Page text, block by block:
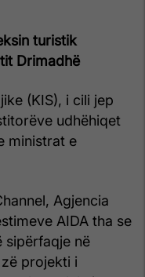
turistik
Drimadhë
(KIS), i cili jep
udhëhiqet
ministrat e
Agjencia
AIDA tha se
sipërfaqje në
projekti i